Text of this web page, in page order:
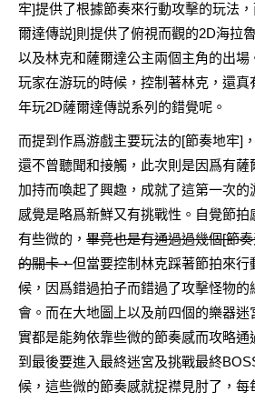
牢]提供了根據節奏來行動攻擊的玩法
爾達傳説]則提供了俯視而觀的2D海拉
以及林克和薩爾達公主兩個主角的出場
玩家在游玩的時候，控制著林克，還真
年玩2D薩爾達傳説系列的錯覺呢。
而提到作爲游戲主要玩法的[節奏地牢]
還不曾聽聞和接觸，此次則是因爲有薩
加持而喚起了興趣，成就了這第一次的
感覺是略爲新鮮又有挑戰性。自覺節拍
有些微的， 畢竟也是有通過過幾個[節
的關卡，但當要控制林克踩著節拍來行
候，因爲錯過拍子而錯過了攻擊怪物的
會。而在大地圖上以及前四個的樂器迷
實都是能夠依靠些微的節奏感而攻略通
到最後要進入最終迷宮及挑戰最終
候，這些微的節奏感就捉襟見肘了，每